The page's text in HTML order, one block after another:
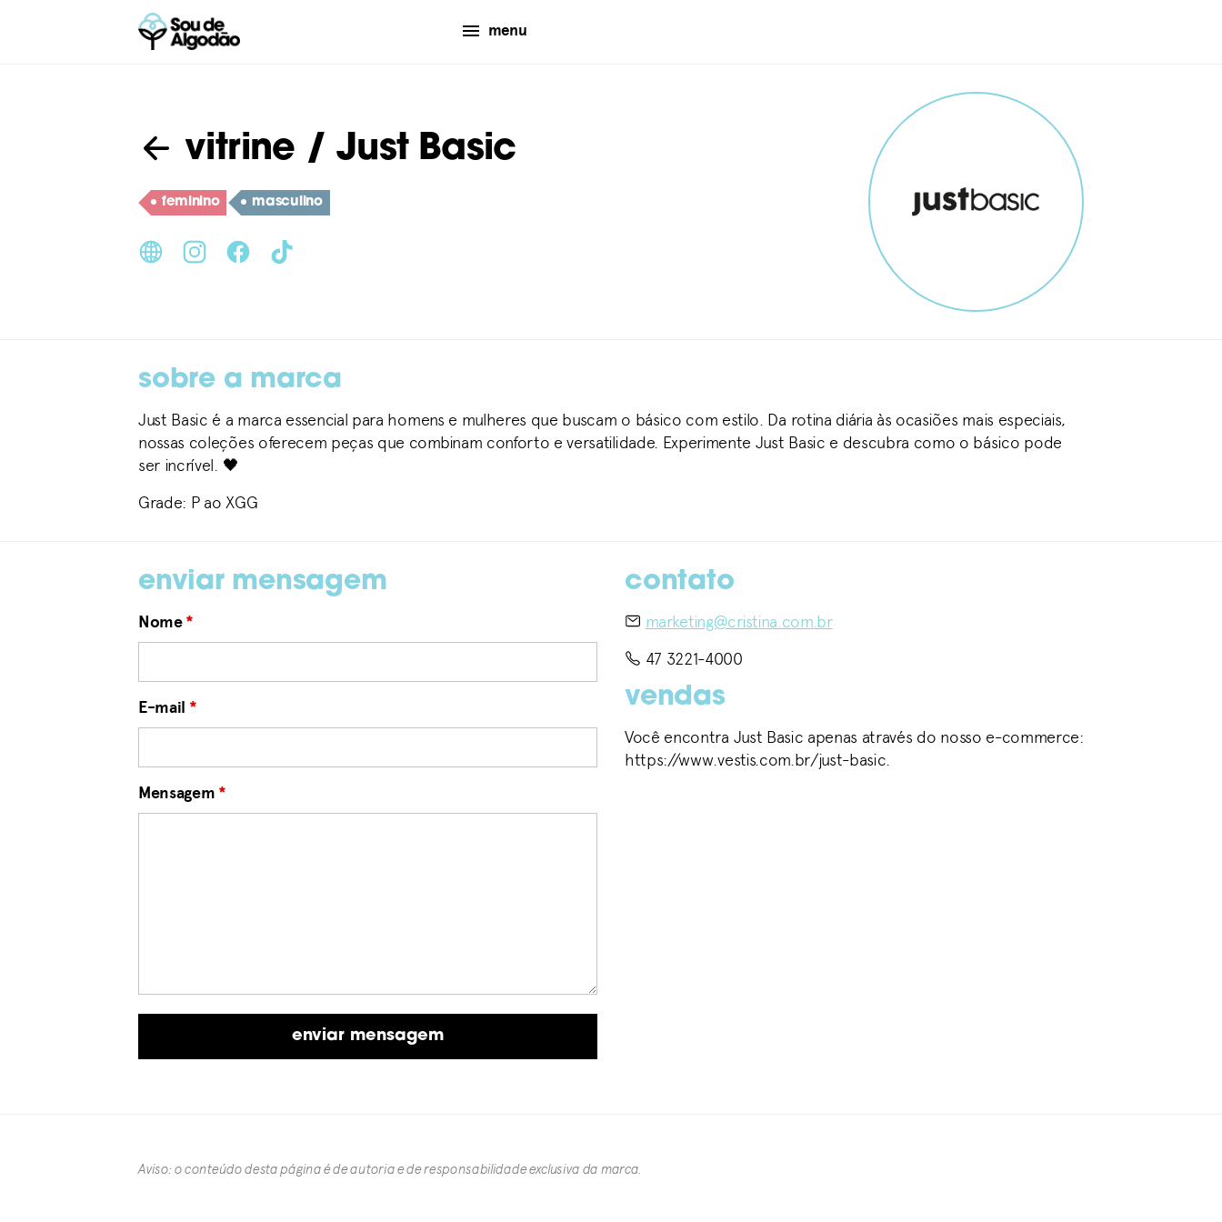
menu
vitrine / Just Basic
feminino masculino
sobre a marca
Just Basic é a marca essencial para homens e mulheres que buscam o básico com estilo. Da rotina diária às ocasiões mais especiais,
nossas coleções oferecem peças que combinam conforto e versatilidade. Experimente Just Basic e descubra como o básico pode
ser incrível. 🖤
Grade: P ao XGG
enviar mensagem
Nome*
E-mail *
Mensagem *
contato
marketing@cristina.com.br
47 3221-4000
vendas
Você encontra Just Basic apenas através do nosso e-commerce:
https://www.vestis.com.br/just-basic.
Aviso: o conteúdo desta página é de autoria e de responsabilidade exclusiva da marca.​